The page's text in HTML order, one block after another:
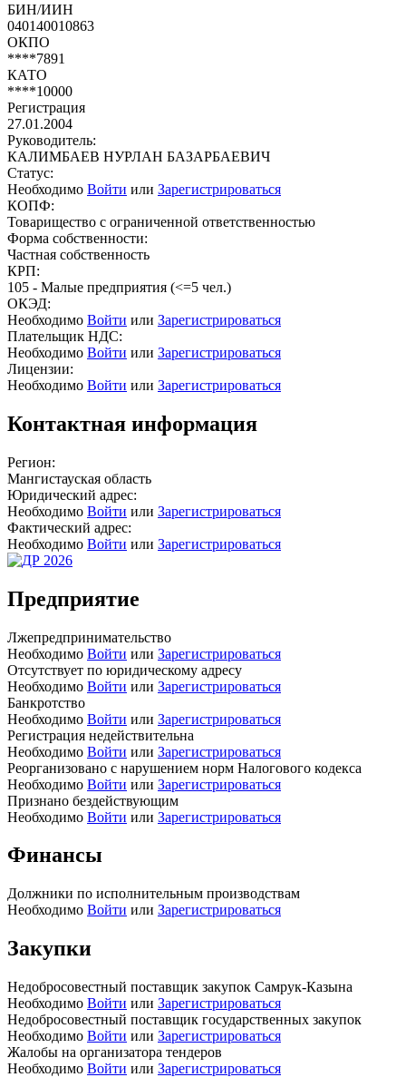
БИН/ИИН
040140010863
ОКПО
****7891
КАТО
****10000
Регистрация
27.01.2004
Руководитель:
КАЛИМБАЕВ НУРЛАН БАЗАРБАЕВИЧ
Статус:
Необходимо Войти или Зарегистрироваться
КОПФ:
Товарищество с ограниченной ответственностью
Форма собственности:
Частная собственность
КРП:
105 - Малые предприятия (<=5 чел.)
ОКЭД:
Необходимо Войти или Зарегистрироваться
Плательщик НДС:
Необходимо Войти или Зарегистрироваться
Лицензии:
Необходимо Войти или Зарегистрироваться
Контактная информация
Регион:
Мангистауская область
Юридический адрес:
Необходимо Войти или Зарегистрироваться
Фактический адрес:
Необходимо Войти или Зарегистрироваться
Предприятие
Лжепредпринимательство
Необходимо Войти или Зарегистрироваться
Отсутствует по юридическому адресу
Необходимо Войти или Зарегистрироваться
Банкротство
Необходимо Войти или Зарегистрироваться
Регистрация недействительна
Необходимо Войти или Зарегистрироваться
Реорганизовано с нарушением норм Налогового кодекса
Необходимо Войти или Зарегистрироваться
Признано бездействующим
Необходимо Войти или Зарегистрироваться
Финансы
Должники по исполнительным производствам
Необходимо Войти или Зарегистрироваться
Закупки
Недобросовестный поставщик закупок Самрук-Казына
Необходимо Войти или Зарегистрироваться
Недобросовестный поставщик государственных закупок
Необходимо Войти или Зарегистрироваться
Жалобы на организатора тендеров
Необходимо Войти или Зарегистрироваться